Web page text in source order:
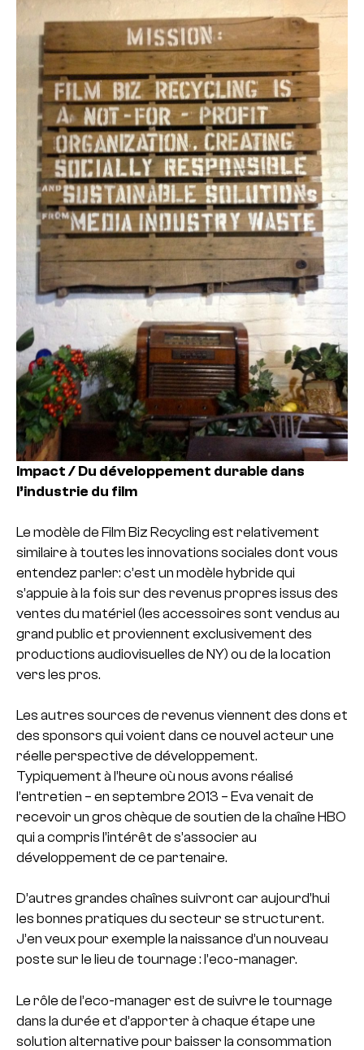
Impact / Du développement durable dans
l’industrie du film
Le modèle de Film Biz Recycling est relativement
similaire à toutes les innovations sociales dont vous
entendez parler: c’est un modèle hybride qui
s’appuie à la fois sur des revenus propres issus des
ventes du matériel (les accessoires sont vendus au
grand public et proviennent exclusivement des
productions audiovisuelles de NY) ou de la location
vers les pros.
Les autres sources de revenus viennent des dons et
des sponsors qui voient dans ce nouvel acteur une
réelle perspective de développement.
Typiquement à l’heure où nous avons réalisé
l’entretien – en septembre 2013 – Eva venait de
recevoir un gros chèque de soutien de la chaîne HBO
qui a compris l’intérêt de s’associer au
développement de ce partenaire.
D’autres grandes chaînes suivront car aujourd’hui
les bonnes pratiques du secteur se structurent.
J’en veux pour exemple la naissance d’un nouveau
poste sur le lieu de tournage : l’eco-manager.
Le rôle de l’eco-manager est de suivre le tournage
dans la durée et d’apporter à chaque étape une
solution alternative pour baisser la consommation